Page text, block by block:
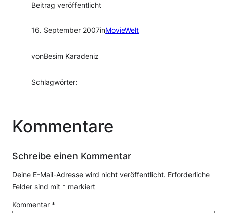
Beitrag veröffentlicht
16. September 2007inMovieWelt
vonBesim Karadeniz
Schlagwörter:
Kommentare
Schreibe einen Kommentar
Deine E-Mail-Adresse wird nicht veröffentlicht. Erforderliche
Felder sind mit * markiert
Kommentar *